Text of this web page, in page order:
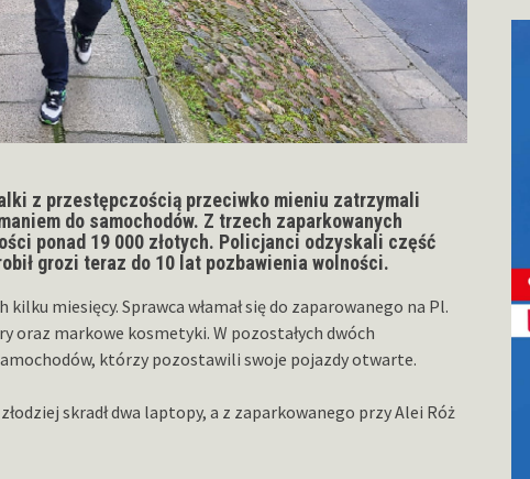
z przestępczością przeciwko mieniu zatrzymali
do samochodów. Z trzech zaparkowanych
ponad 19 000 złotych. Policjanci odzyskali część
grozi teraz do 10 lat pozbawienia wolności.
miesięcy. Sprawca włamał się do zaparowanego na Pl.
oraz markowe kosmetyki. W pozostałych dwóch
którzy pozostawili swoje pojazdy otwarte.
skradł dwa laptopy, a z zaparkowanego przy Alei Róż